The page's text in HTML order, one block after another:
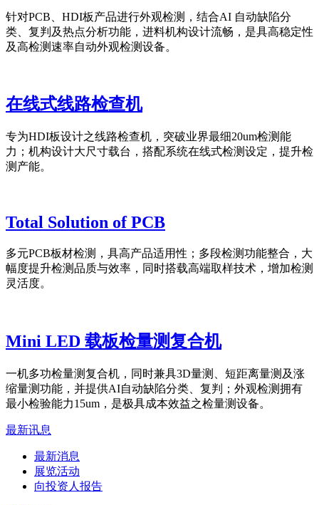
针对PCB、HDI板产品进行外观检测，结合AI 自动缺陷分
类、复判及热点分析功能，进料机构设计流畅，是具高稳定性
及高检测速率自动外观检测设备。
在线式线路检查机
专为HDI板设计之线路检查机，突破业界最细20um检测能
力；机构设计大尺寸载台，搭配系统在线式检测设定，提升检
测产能。
Total Solution of PCB
多元PCB板材检测，具高产品适用性；多段检测功能整合，大
幅度提升检测品质与效率，同时搭载高端取样技术，增加检测
灵活度。
Mini LED 载板检量测复合机
一机多功检量测复合机，同时兼具3D量测、短距离量测及涨
缩量测功能，并提供AI自动缺陷分类、复判；外观检测拥有
最小检验能力15um，是极具成本效益之检量测设备。
最新讯息
最新消息
展览活动
向投资人报告